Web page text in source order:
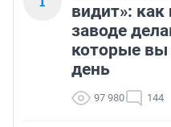
видит»:
заводе
которые
день
97 980 144